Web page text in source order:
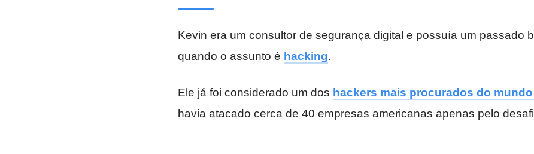
Kevin era um consultor de segurança digital e possuía um passado
quando o assunto é hacking.
Ele já foi considerado um dos hackers mais procurados do
havia atacado cerca de 40 empresas americanas apenas pelo